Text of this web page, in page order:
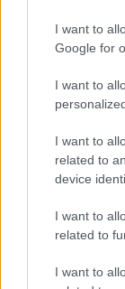
I want to
Google for
I want to
I want to
related to
device
I want to
related to
I want to
Az NB I-be is
Kalmár Zsolt
és a feljutásra.